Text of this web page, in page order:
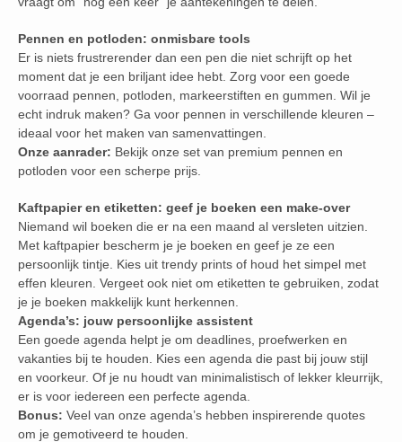
Pennen en potloden: onmisbare tools
Er is niets frustrerender dan een pen die niet schrijft op het
moment dat je een briljant idee hebt. Zorg voor een goede
voorraad pennen, potloden, markeerstiften en gummen. Wil je
echt indruk maken? Ga voor pennen in verschillende kleuren –
ideaal voor het maken van samenvattingen.
Onze aanrader: Bekijk onze set van premium pennen en
potloden voor een scherpe prijs.
Kaftpapier en etiketten: geef je boeken een make-over
Niemand wil boeken die er na een maand al versleten uitzien.
Met kaftpapier bescherm je je boeken en geef je ze een
persoonlijk tintje. Kies uit trendy prints of houd het simpel met
effen kleuren. Vergeet ook niet om etiketten te gebruiken, zodat
je je boeken makkelijk kunt herkennen.
Agenda’s: jouw persoonlijke assistent
Een goede agenda helpt je om deadlines, proefwerken en
vakanties bij te houden. Kies een agenda die past bij jouw stijl
en voorkeur. Of je nu houdt van minimalistisch of lekker kleurrijk,
er is voor iedereen een perfecte agenda.
Bonus: Veel van onze agenda’s hebben inspirerende quotes
om je gemotiveerd te houden.